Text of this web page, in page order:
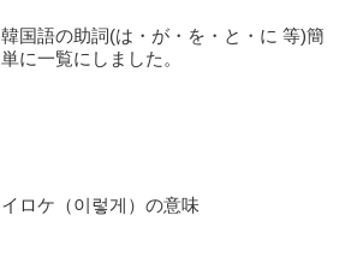
韓国語の助詞(は・が・を・と・に 等)簡
単に一覧にしました。
イロケ（이렇게）の意味